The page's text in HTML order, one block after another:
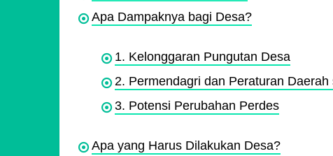
Apa Dampaknya bagi Desa?
1. Kelonggaran Pungutan Desa
2. Permendagri dan Peraturan
3. Potensi Perubahan Perdes
Apa yang Harus Dilakukan Desa?